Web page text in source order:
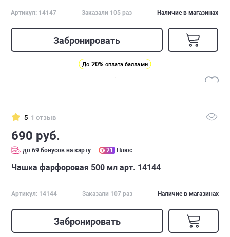
Артикул: 14147 Заказали 105 раз Наличие в магазинах
Забронировать
До 20% оплата баллами
5 1 отзыв
690 руб.
до 69 бонусов на карту 21 Плюс
Чашка фарфоровая 500 мл арт. 14144
Артикул: 14144 Заказали 107 раз Наличие в магазинах
Забронировать